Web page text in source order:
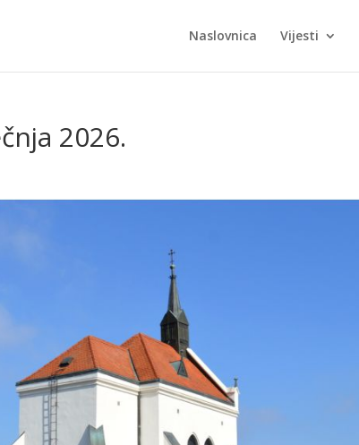
Naslovnica Vijesti
2026.